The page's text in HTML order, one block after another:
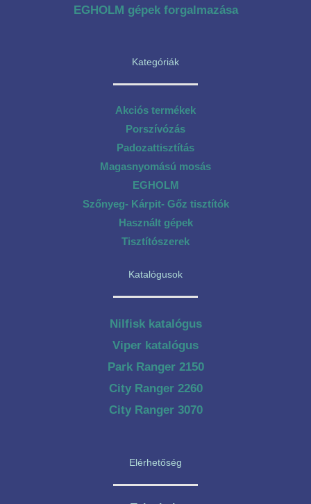
EGHOLM gépek forgalmazása
Kategóriák
Akciós termékek
Porszívózás
Padozattisztítás
Magasnyomású mosás
EGHOLM
Szőnyeg- Kárpit- Gőz tisztítók
Használt gépek
Tisztítószerek
Katalógusok
Nilfisk katalógus
Viper katalógus
Park Ranger 2150
City Ranger 2260
City Ranger 3070
Elérhetőség